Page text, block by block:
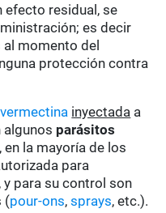
efecto residual, se
es decir
momento del
protección contra
inyectada a
parásitos
en la mayoría de los
para
y para su control son
(pour-ons,sprays, etc.).